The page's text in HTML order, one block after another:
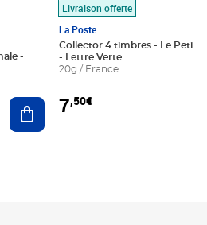
Ajouter au panier
Livraison offerte
La Poste
Collector 4 timbres - Le Petit
- Lettre Verte
20g / France
7,50€